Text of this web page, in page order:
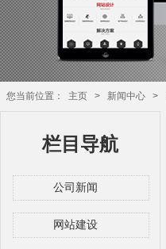
您当前位置： 主页 > 新闻中心 >
栏目导航
公司新闻
网站建设